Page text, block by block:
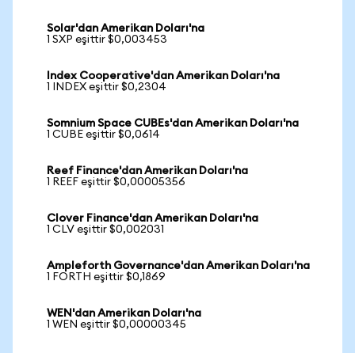
Solar'dan Amerikan Doları'na
1 SXP eşittir $0,003453
Index Cooperative'dan Amerikan Doları'na
1 INDEX eşittir $0,2304
Somnium Space CUBEs'dan Amerikan Doları'na
1 CUBE eşittir $0,0614
Reef Finance'dan Amerikan Doları'na
1 REEF eşittir $0,00005356
Clover Finance'dan Amerikan Doları'na
1 CLV eşittir $0,002031
Ampleforth Governance'dan Amerikan Doları'na
1 FORTH eşittir $0,1869
WEN'dan Amerikan Doları'na
1 WEN eşittir $0,00000345